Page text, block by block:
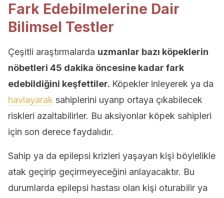
Fark Edebilmelerine Dair
Bilimsel Testler
Çeşitli araştırmalarda uzmanlar bazı köpeklerin
nöbetleri 45 dakika öncesine kadar fark
edebildiğini keşfettiler. Köpekler inleyerek ya da
havlayarak sahiplerini uyarıp ortaya çıkabilecek
riskleri azaltabilirler. Bu aksiyonlar köpek sahipleri
için son derece faydalıdır.
Sahip ya da epilepsi krizleri yaşayan kişi böylelikle
atak geçirip geçirmeyeceğini anlayacaktır. Bu
durumlarda epilepsi hastası olan kişi oturabilir ya